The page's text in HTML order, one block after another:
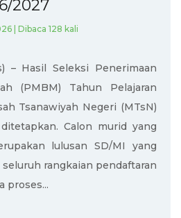
2027
| Dibaca 128 kali
– Hasil Seleksi Penerimaan
(PMBM) Tahun Pelajaran
Tsanawiyah Negeri (MTsN)
Calon murid yang
lulusan SD/MI yang
rangkaian pendaftaran
proses...